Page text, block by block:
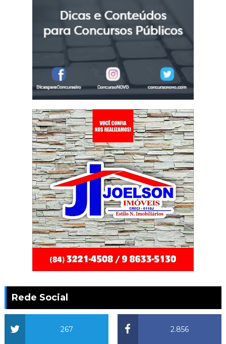
Rede Social
2.856
267